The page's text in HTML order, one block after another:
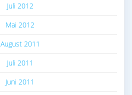
Juli 2012
Mai 2012
August 2011
Juli 2011
Juni 2011